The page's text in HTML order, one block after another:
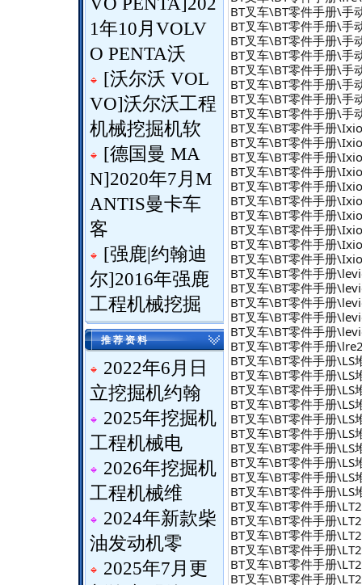
1年10月VOLV
O PENTA沃
[沃尔沃 VOL
VO]沃尔沃工程
机械挖掘机软
[德国曼 MA
N]2020年7月M
ANTIS曼卡车
客
[强鹿|约翰迪
尔]2016年强鹿
工程机械挖掘
推 荐 资 料
2022年6月日
立挖掘机约翰
2025年挖掘机
工程机械电
2026年挖掘机
工程机械维
2024年新款柴
油发动机零
2025年7月更
BT叉车\BT零件手册\
BT叉车\BT零件手册\手
BT叉车\BT零件手册\手
BT叉车\BT零件手册\手
BT叉车\BT零件手册\
BT叉车\BT零件手册\
BT叉车\BT零件手册\
BT叉车\BT零件手册\
BT叉车\BT零件手册
BT叉车\BT零件手册
BT叉车\BT零件手册
BT叉车\BT零件手册
BT叉车\BT零件手册
BT叉车\BT零件手册
BT叉车\BT零件手册
BT叉车\BT零件手册
BT叉车\BT零件手册
BT叉车\BT零件手册
BT叉车\BT零件手册
BT叉车\BT零件手册
BT叉车\BT零件手册
BT叉车\BT零件手册
BT叉车\BT零件手册
BT叉车\BT零件手册
BT叉车\BT零件手册
BT叉车\BT零件手册
BT叉车\BT零件手册
BT叉车\BT零件手册\LS
BT叉车\BT零件手册
BT叉车\BT零件手册
BT叉车\BT零件手册
BT叉车\BT零件手册
BT叉车\BT零件手册
BT叉车\BT零件手册
BT叉车\BT零件手册
BT叉车\BT零件手册
BT叉车\BT零件手册
BT叉车\BT零件手册
BT叉车\BT零件手册
BT叉车\BT零件手册